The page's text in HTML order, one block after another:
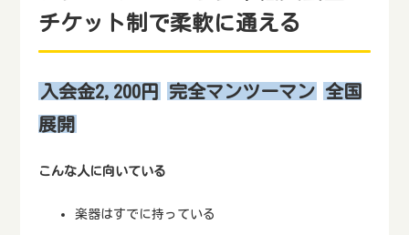
チケット制で柔軟に通える
入会金2,200円 完全マンツーマン 全国
展開
こんな人に向いている
楽器はすでに持っている